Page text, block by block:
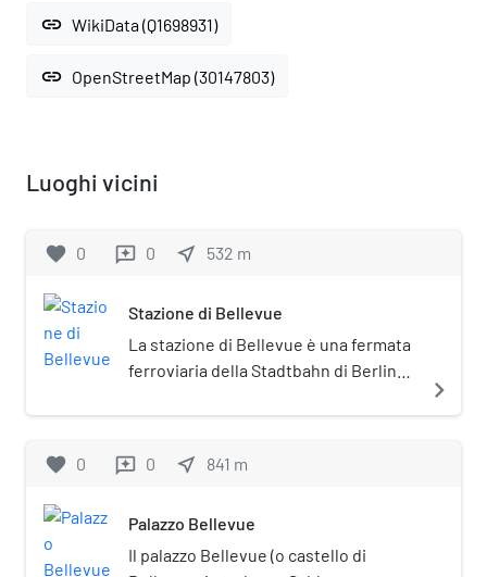
link WikiData (Q1698931)
link OpenStreetMap (30147803)
Luoghi vicini
favorite 0 reviews 0 near_me 532 m
Stazione di Bellevue
La stazione di Bellevue è una fermata
ferroviaria della Stadtbahn di Berlino
(distretto di Mitte) nei pressi del
delpresidente della Repubblica
linee S3, S5, S7 e S9.
navigate_next
favorite 0 reviews 0 near_me 841 m
Palazzo Bellevue
Il palazzo Bellevue (o castello di